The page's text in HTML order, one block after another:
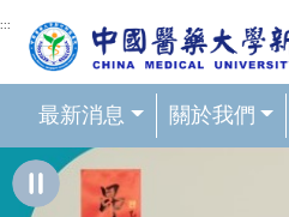
網頁頂端重要消息及連
:::
最新消息 關於我們
輪播區